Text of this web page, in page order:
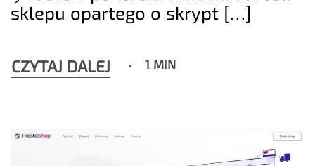
sklepu opartego o skrypt […]
CZYTAJ DALEJ 1 MIN